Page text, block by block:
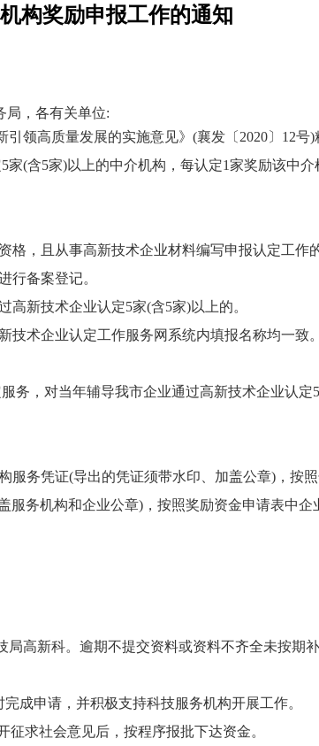
构奖励申报工作的通知
局，各有关单位:
领高质量发展的实施意见》(襄发〔2020〕12
(含5家)以上的中介机构，每认定1家奖励该中介
，且从事高新技术企业材料编写申报认定工作
行备案登记。
高新技术企业认定5家(含5家)以上的。
术企业认定工作服务网系统内填报名称均一致。
务，对当年辅导我市企业通过高新技术企业认定
务凭证(导出的凭证须带水印、加盖公章)，按
务机构和企业公章)，按照奖励资金申请表中企
高新科。逾期不提交资料或资料不齐全未按期
成申请，并积极支持科技服务机构开展工作。
求社会意见后，按程序报批下达资金。